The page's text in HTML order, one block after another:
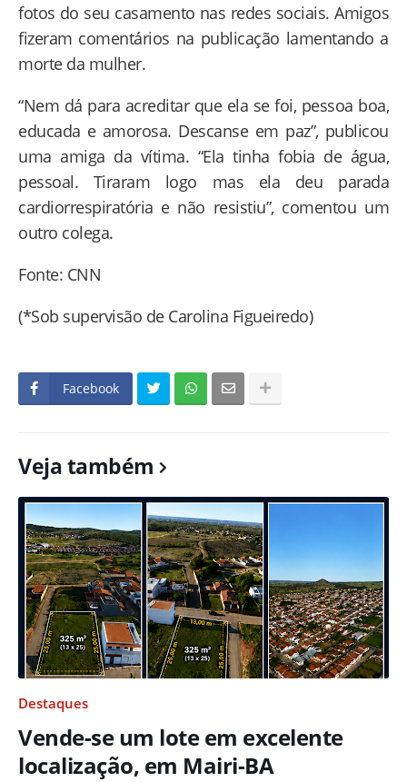
fotos do seu casamento nas redes sociais. Amigos
fizeram comentários na publicação lamentando a
morte da mulher.
“Nem dá para acreditar que ela se foi, pessoa boa,
educada e amorosa. Descanse em paz”, publicou
uma amiga da vítima. “Ela tinha fobia de água,
pessoal. Tiraram logo mas ela deu parada
cardiorrespiratória e não resistiu”, comentou um
outro colega.
Fonte: CNN
(*Sob supervisão de Carolina Figueiredo)
Facebook
Veja também
Destaques
Vende-se um lote em excelente
localização, em Mairi-BA